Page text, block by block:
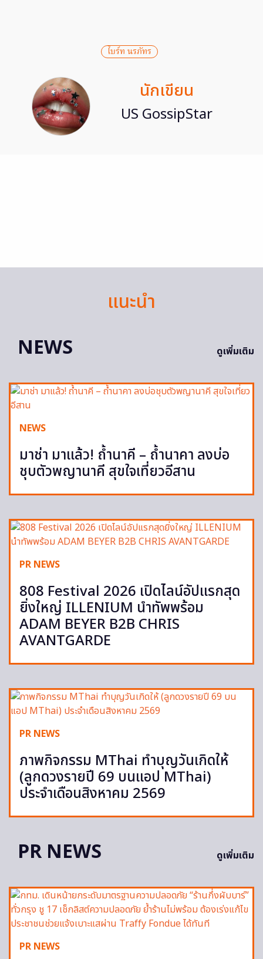
ไบร์ท นรภัทร
นักเขียน
US GossipStar
แนะนำ
NEWS
ดูเพิ่มเติม
NEWS
มาช่า มาแล้ว! ถ้ำนาคี – ถ้ำนาคา ลงบ่อ
ชุบตัวพญานาคี สุขใจเที่ยวอีสาน
PR NEWS
808 Festival 2026 เปิดไลน์อัปแรกสุด
ยิ่งใหญ่ ILLENIUM นำทัพพร้อม
ADAM BEYER B2B CHRIS
AVANTGARDE
PR NEWS
ภาพกิจกรรม MThai ทำบุญวันเกิดให้
(ลูกดวงรายปี 69 บนแอป MThai)
ประจำเดือนสิงหาคม 2569
PR NEWS ดูเพิ่มเติม
PR NEWS